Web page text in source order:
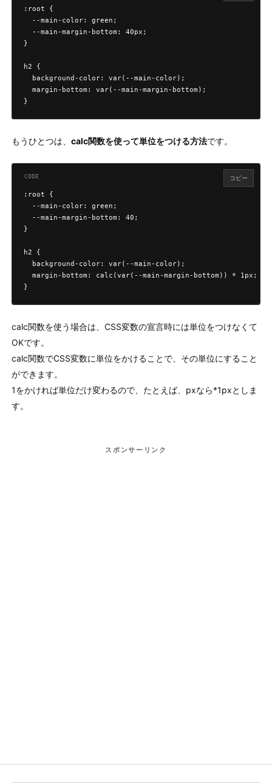
:root {
  --main-color: green;
  --main-margin-bottom: 40px;
}
h2 {
  background-color: var(--main-color);
  margin-bottom: var(--main-margin-bottom);
}
もうひとつは、 calc関数を使って単位をつける方法です。
:root {
  --main-color: green;
  --main-margin-bottom: 40;
}
h2 {
  background-color: var(--main-color);
  margin-bottom: calc(var(--main-margin-bottom)) * 1px;
}
コピー
calc関数を使う場合は、CSS変数の宣言時には単位をつけなくて
OKです。
calc関数でCSS変数に単位をかけることで、その単位にすること
ができます。
1をかければ単位だけ変わるので、たとえば、pxなら*1pxとしま
す。
スポンサーリンク